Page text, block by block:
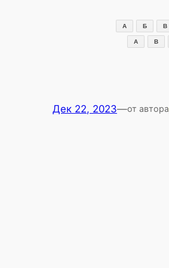
А Б В
A B
Дек 22, 2023—от автора